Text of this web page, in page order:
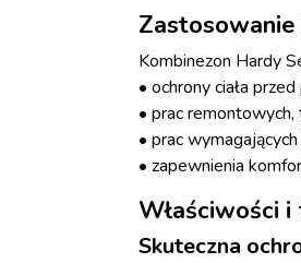
Kombinezon Hardy
• ochrony ciała
• prac
• prac
• zapewnienia
Właściwości i
Skuteczna